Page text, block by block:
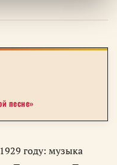
песне»
году: музыка